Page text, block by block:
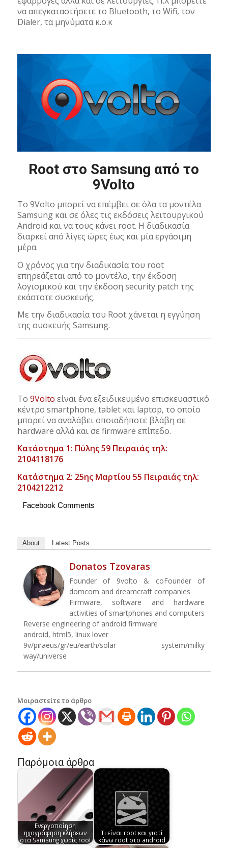
να απεγκαταστήσετε το Bluetooth, το Wifi, τον
Dialer, τα μηνύματα κ.ο.κ
Root στο Samsung από το
9Volto
Το 9Volto μπορεί να επέμβει σε όλα τα μοντέλα
Samsung και σε όλες τις εκδόσεις λειτουργικού
Android και να τους κάνει root. Η διαδικασία
διαρκεί από λίγες ώρες έως και μία εργάσιμη
μέρα.
Ο χρόνος για την διαδικασία του root
επηρεάζεται από το μοντέλο, την έκδοση
λογισμικού και την έκδοση security patch της
εκάστοτε συσκευής.
Με την διαδικασία του Root χάνεται η εγγύηση
της συσκευής Samsung.
Το 9Volto είναι ένα εξειδικευμένο επισκευαστικό
κέντρο smartphone, tablet και laptop, το οποίο
μπορεί να αναλάβει οποιαδήποτε βλάβη σε
hardware αλλά και σε firmware επίπεδο.
Κατάστημα 1: Πύλης 59 Πειραιάς τηλ:
2104118176
Κατάστημα 2: 25ης Μαρτίου 55 Πειραιάς τηλ:
2104212212
Facebook Comments
About Latest Posts
Donatos Tzovaras
Founder of 9volto & coFounder of
domcom and dreamcraft companies
Firmware, software and hardware
activities of smartphones and computers
Reverse engineering of android firmware
android, html5, linux lover
9v/piraeus/gr/eu/earth/solar system/milky
way/universe
Μοιραστείτε το άρθρο
Παρόμοια άρθρα
Ενεργοποίηση
ηχογράφηση κλήσεων
στα Samsung χωρίς root
Τι είναι root και γιατί
κάνω root στο android